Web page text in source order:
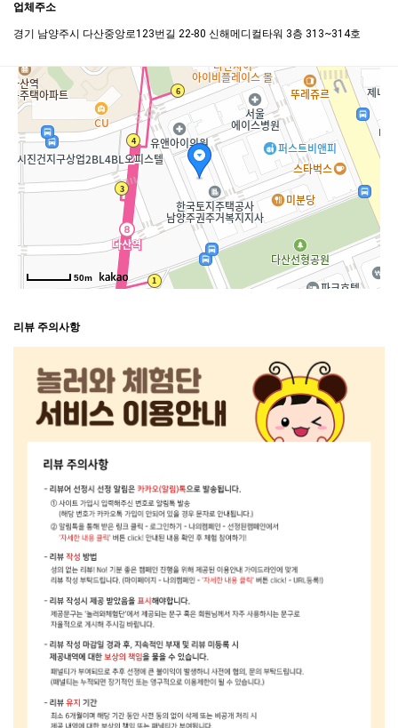
업체주소
경기 남양주시 다산중앙로123번길 22-80 신해메디컬타워 3층 313~314호
50m
리뷰 주의사항